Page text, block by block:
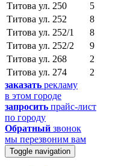
Титова ул. 250
5
Титова ул. 252
8
Титова ул. 252/1
8
Титова ул. 252/2
9
Титова ул. 268
2
Титова ул. 274
2
заказать рекламу
в этом городе
запросить прайс-лист
по городу
Обратный звонок
мы перезвоним вам
Toggle navigation